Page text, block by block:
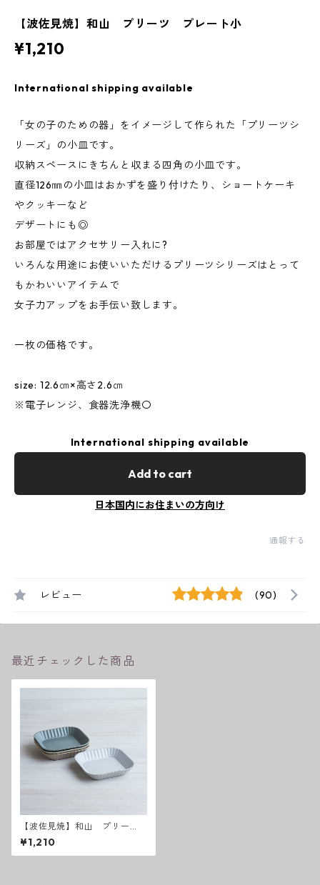
【波佐見焼】和山 プリーツ プレート小
¥1,210
International shipping available
「女の子のための器」をイメージして作られた「プリーツシ
リーズ」の小皿です。
収納スペースにきちんと収まる四角の小皿です。
直径126㎜の小皿はおかずを盛り付けたり、ショートケーキ
やクッキーなど
デザートにも◎
お部屋ではアクセサリー入れに?
いろんな用途にお使いいただけるプリーツシリーズはとって
もかわいいアイテムで
女子力アップをお手伝い致します。
一枚の価格です。
size: 12.6㎝×高さ2.6㎝
※電子レンジ、食器洗浄機〇
International shipping available
Add to cart
日本国内にお住まいの方向け
通報する
レビュー (90)
最近チェックした商品
【波佐見焼】和山 プリー
ツ プレート小
¥1,210